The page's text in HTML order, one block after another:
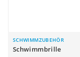
Sicherheitsweste Reiten
Service
SCHWIMMZUBEHÖR
Schwimmbrille